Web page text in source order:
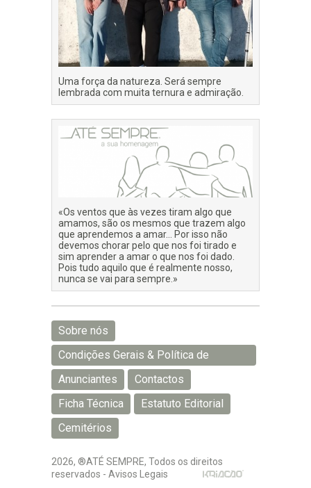
Uma força da natureza. Será sempre
lembrada com muita ternura e admiração.
«Os ventos que às vezes tiram algo que
amamos, são os mesmos que trazem algo
que aprendemos a amar… Por isso não
devemos chorar pelo que nos foi tirado e
sim aprender a amar o que nos foi dado.
Pois tudo aquilo que é realmente nosso,
nunca se vai para sempre.»
Sobre nós
Condições Gerais & Política de
Privacidade
Anunciantes
Contactos
Ficha Técnica
Estatuto Editorial
Cemitérios
2026, ®ATÉ SEMPRE, Todos os direitos
reservados - Avisos Legais